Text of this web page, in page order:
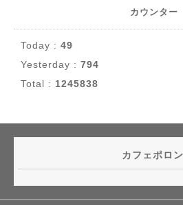
カウンター
Today : 49
Yesterday : 794
Total : 1245838
カフェポロン